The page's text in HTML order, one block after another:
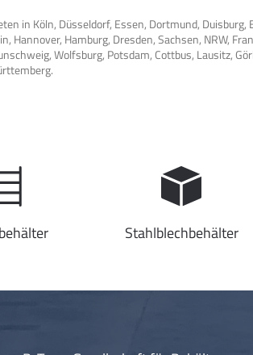
in Köln, Düsseldorf, Essen, Dortmund,
Hannover, Hamburg, Dresden, Sachsen, NRW,
Wolfsburg, Potsdam, Cottbus, Lausitz,
Stahlblechbehälter